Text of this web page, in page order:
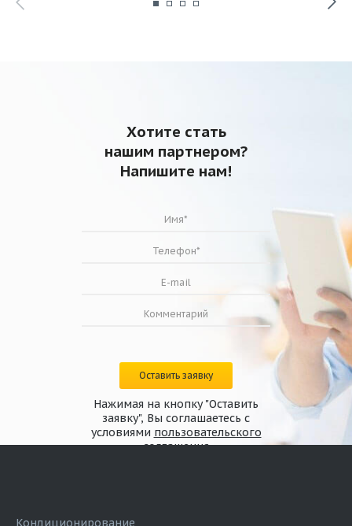
Хотите стать
нашим партнером?
Напишите нам!
Оставить заявку
Нажимая на кнопку "Оставить
заявку", Вы соглашаетесь с
условиями пользовательского
соглашения
Кондиционирование